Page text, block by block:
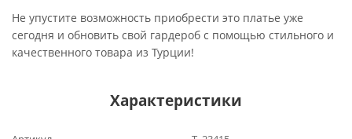
Не упустите возможность приобрести это платье уже
сегодня и обновить свой гардероб с помощью стильного и
качественного товара из Турции!
Характеристики